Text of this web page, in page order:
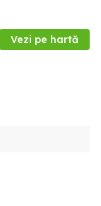
Vezi pe hartă